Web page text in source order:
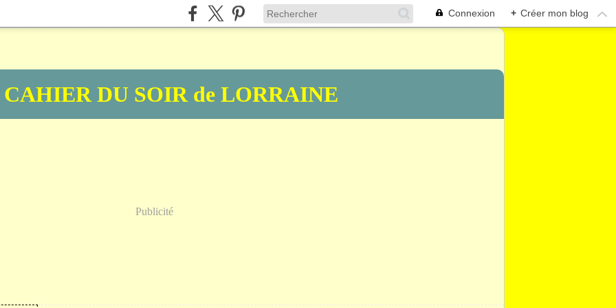
Connexion + Créer mon blog
DU SOIR de LORRAINE
Publicité